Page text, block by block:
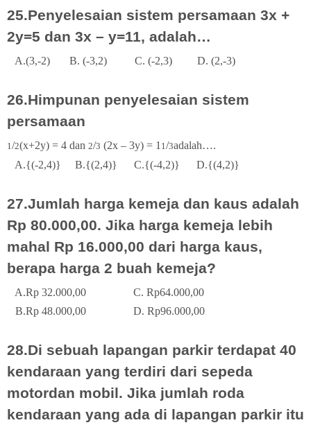
25.Penyelesaian sistem persamaan 3x +
2y=5 dan 3x – y=11, adalah…
A.(3,-2) B. (-3,2) C. (-2,3) D. (2,-3)
26.Himpunan penyelesaian sistem
persamaan
1/2(x+2y) = 4 dan 2/3 (2x – 3y) = 1 1/3adalah….
A.{(-2,4)}
B.{(2,4)} C.{(-4,2)} D.{(4,2)}
27.Jumlah harga kemeja dan kaus adalah
Rp 80.000,00. Jika harga kemeja lebih
mahal Rp 16.000,00 dari harga kaus,
berapa harga 2 buah kemeja?
A.Rp 32.000,00
C. Rp64.000,00
B.Rp 48.000,00
D. Rp96.000,00
28.Di sebuah lapangan parkir terdapat 40
kendaraan yang terdiri dari sepeda
motordan mobil. Jika jumlah roda
kendaraan yang ada di lapangan parkir itu